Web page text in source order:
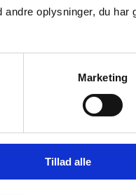
oplysninger, du har
Marketing
Tillad alle
Kajaktur